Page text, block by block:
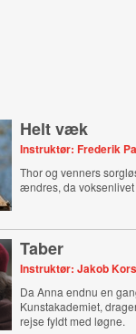
Helt væk
Instruktør: Frederik
Thor og venners
ændres, da
Taber
Instruktør: Jakob
Da Anna endnu en
Kunstakademiet,
rejse fyldt med løgne.